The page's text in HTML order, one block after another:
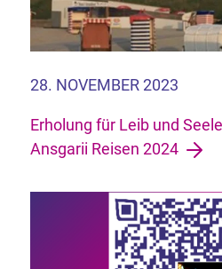
28. NOVEMBER 2023
Erholung für Leib und
Ansgarii Reisen 2024